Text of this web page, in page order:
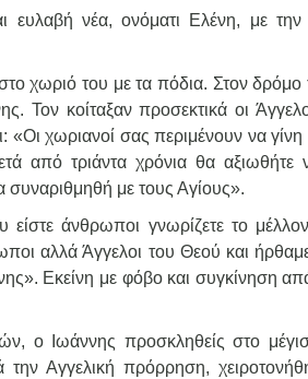
νέα, ονόματι Ελένη, με την
χωριό του με τα πόδια. Στον δρόμο
κοίταξαν προσεκτικά οι
χωριανοί σας περιμένουν να γίνη
από τριάντα χρόνια θα αξιωθήτε
συναριθμηθή με τους Αγίους».
άνθρωποι γνωρίζετε το
αλλά Άγγελοι του Θεού και
Εκείνη με φόβο και συγκίνηση
ο Ιωάννης προσκληθείς στο
Αγγελική πρόρρηση,